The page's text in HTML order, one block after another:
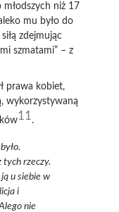
młodszych niż 17
mu było do
zdejmując
szmatami” – z
prawa kobiet,
wykorzystywaną
11 .
tych rzeczy.
ją u siebie w
i
nie